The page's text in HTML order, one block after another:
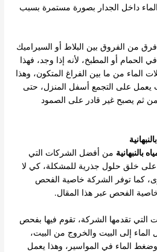
داخل الجدار بصورة مستمرة بسبب
من الفروق بين البلاط أو السيراميك
الحمام أو المطبخ، لأنه إذا وجد، فهذا
من ما بين الفراغ المتكون، وهذا
يعمل على التجمع أسفل المنزل، حتى
ثم يصبح غير قادر على الصمود
بالنبهانية من أفضل الشركات التي
خلق حلول جذرية للمشكلة، كي لا
كما توفر الشركة خاصية الفحص
الفحص عبر هذا المقال.
تقدمها الشركة، تقوم فيها بفحص
إلى البيت والخروج من البيت،
الماء في المواسير، وهذا يعمل